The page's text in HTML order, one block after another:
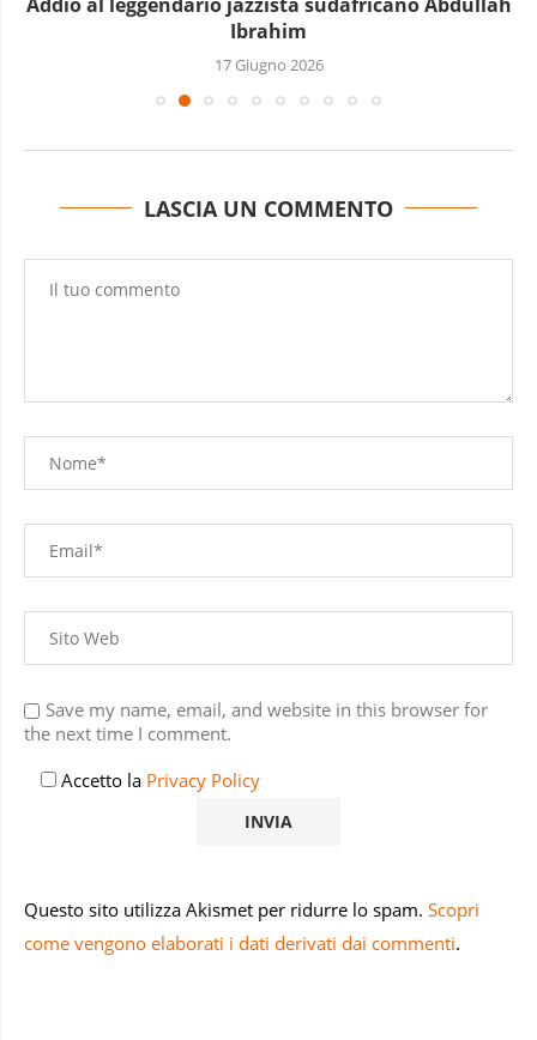
Ibrahim
17 Giugno 2026
LASCIA UN COMMENTO
Save my name, email, and website in this browser for
the next time I comment.
Accetto la Privacy Policy
Questo sito utilizza Akismet per ridurre lo spam. Scopri
come vengono elaborati i dati derivati dai commenti.